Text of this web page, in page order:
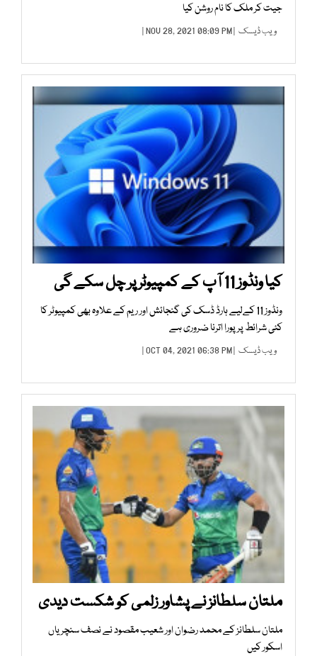
جیت کر ملک کا نام روشن کیا
ویب ڈیسک | NOV 28, 2021 08:09 PM |
کیا ونڈوز 11 آپ کے کمپیوٹر پر چل سکے گی
ونڈوز 11 کےلیے ہارڈ ڈسک کی گنجائش اور ریم کے علاوہ بھی کمپیوٹر کا
کئی شرائط پر پورا اترنا ضروری ہے
ویب ڈیسک | OCT 04, 2021 06:38 PM |
ملتان سلطانز نے پشاور زلمی کو شکست دیدی
ملتان سلطانز کے محمد رضوان اور شعیب مقصود نے نصف سنچریاں
اسکور کیں